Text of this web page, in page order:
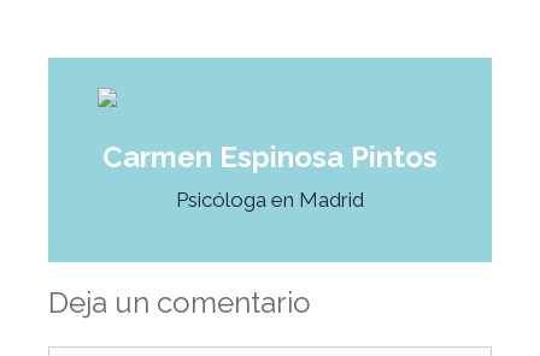
Carmen Espinosa Pintos
Psicóloga en Madrid
Deja un comentario